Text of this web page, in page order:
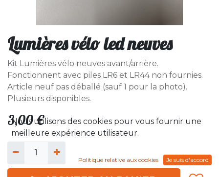
Lumières vélo led neuves
Kit Lumières vélo neuves avant/arrière.
Fonctionnent avec piles LR6 et LR44 non fournies.
Article neuf pas déballé (sauf 1 pour la photo).
Plusieurs disponibles.
3,00€
Nous utilisons des cookies pour vous fournir une
meilleure expérience utilisateur.
Politique relative aux cookies Je suis d'accord